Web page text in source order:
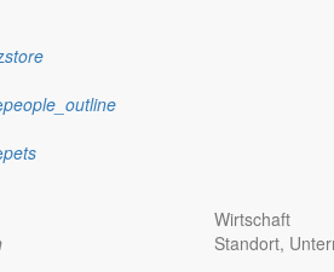
store
people_outline
pets
Wirtschaft
Standort,